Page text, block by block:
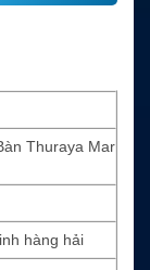
Thuraya Mar
hàng hải